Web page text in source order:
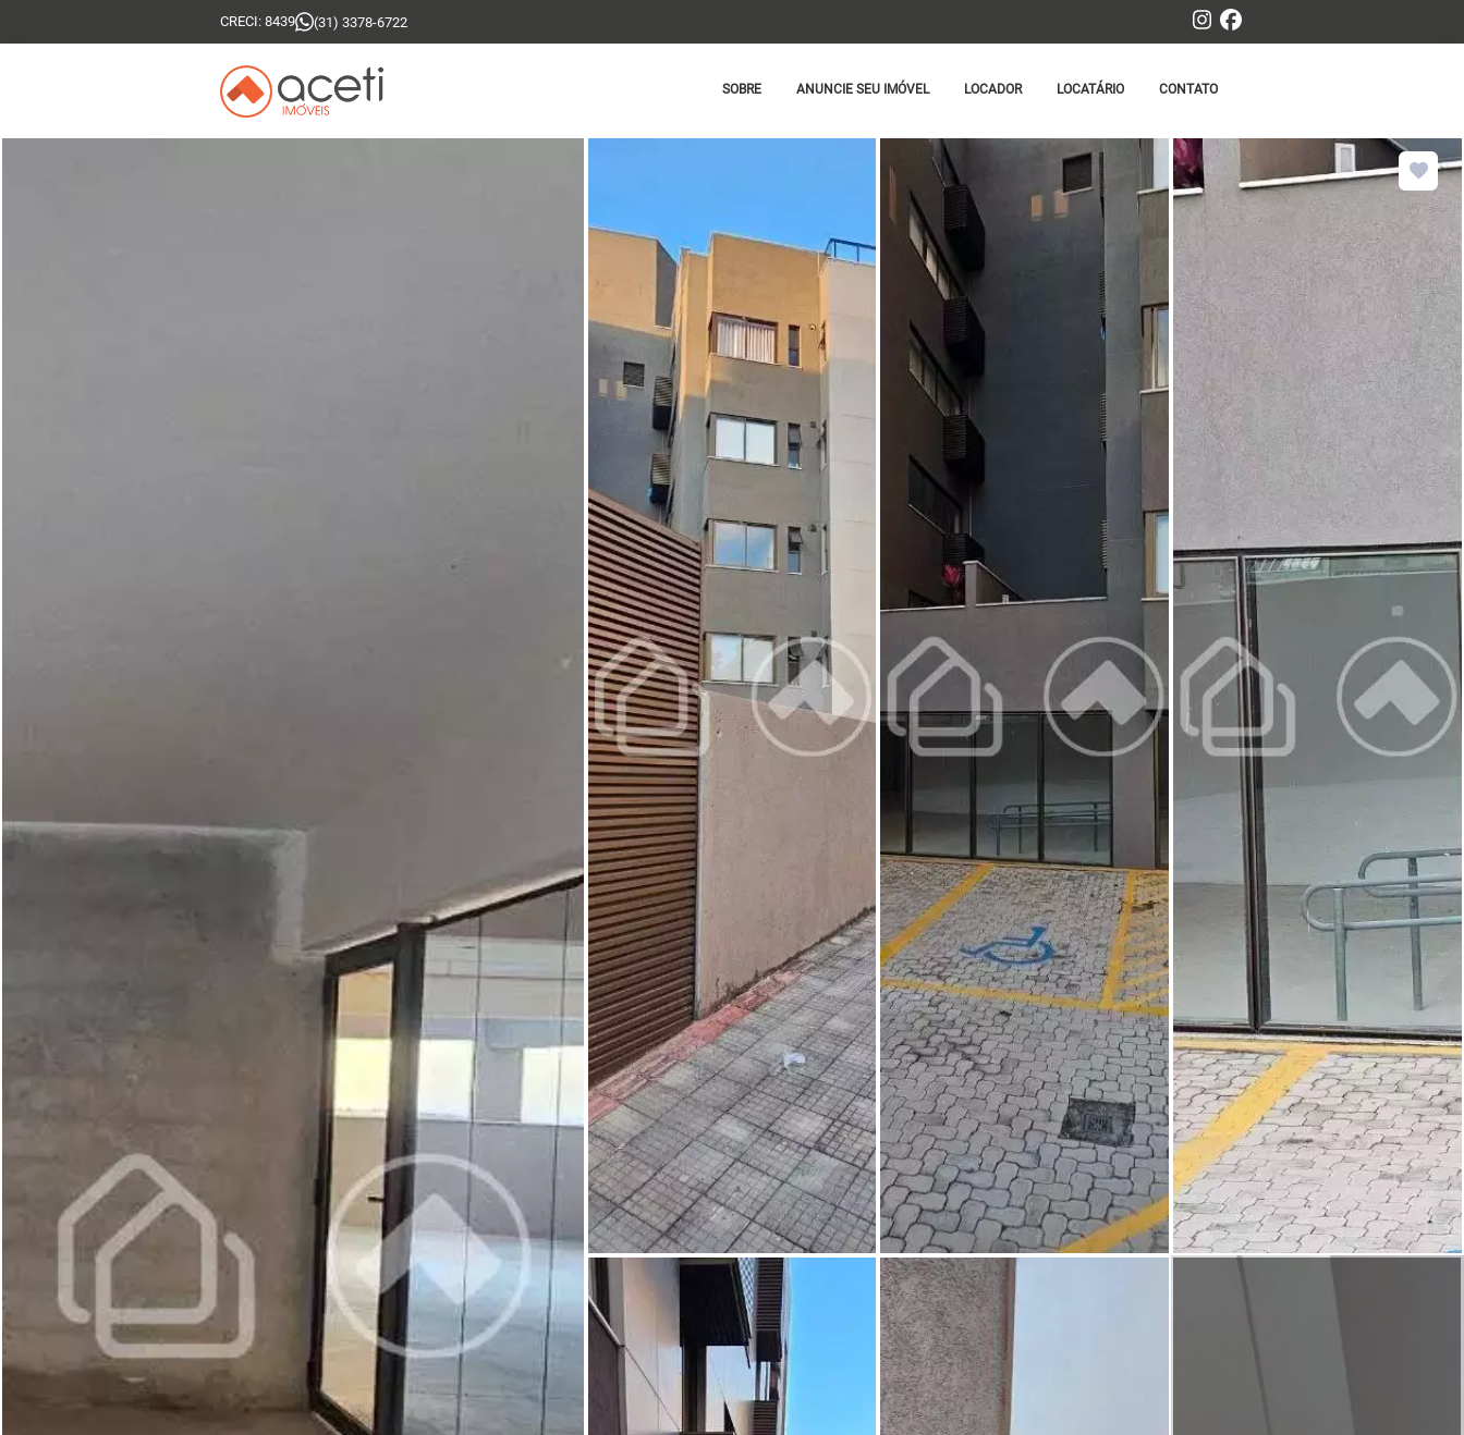
CRECI: 8439 (31) 3378-6722
SOBRE ANUNCIE SEU IMÓVEL LOCADOR LOCATÁRIO CONTATO